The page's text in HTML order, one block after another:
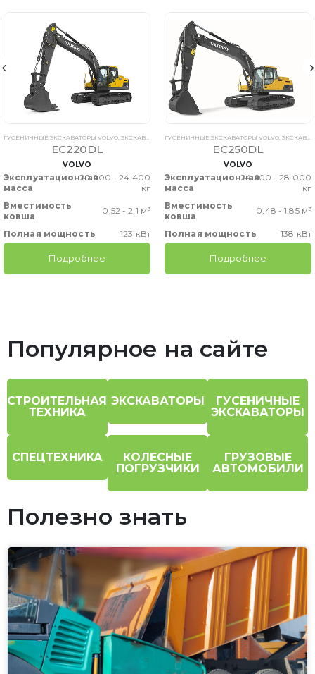
ГУСЕНИЧНЫЕ ЭКСКАВАТОРЫ VOLVO, ЭКСКАВАТОРЫ VOLVO
EC220DL
VOLVO
Эксплуатационная
масса
20 900 - 24 400
кг
Вместимость
ковша
0,52 - 2,1 м³
Полная мощность 123 кВт
Подробнее
ГУСЕНИЧНЫЕ ЭКСКАВАТОРЫ VOLVO, ЭКСКАВАТОРЫ VOLVO
EC250DL
VOLVO
Эксплуатационная
масса
24 600 - 28 000
кг
Вместимость
ковша
0,48 - 1,85 м³
Полная мощность 138 кВт
Подробнее
Популярное на сайте
СТРОИТЕЛЬНАЯ
ТЕХНИКА
ЭКСКАВАТОРЫ
ГУСЕНИЧНЫЕ
ЭКСКАВАТОРЫ
СПЕЦТЕХНИКА
КОЛЕСНЫЕ
ПОГРУЗЧИКИ
ГРУЗОВЫЕ
АВТОМОБИЛИ
Полезно знать